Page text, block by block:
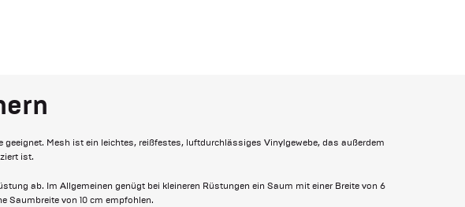
geeignet. Mesh ist ein leichtes, reißfestes, luftdurchlässiges Vinylgewebe, das außerdem
ist.
ab. Im Allgemeinen genügt bei kleineren Rüstungen ein Saum mit einer Breite von 6
Saumbreite von 10 cm empfohlen.